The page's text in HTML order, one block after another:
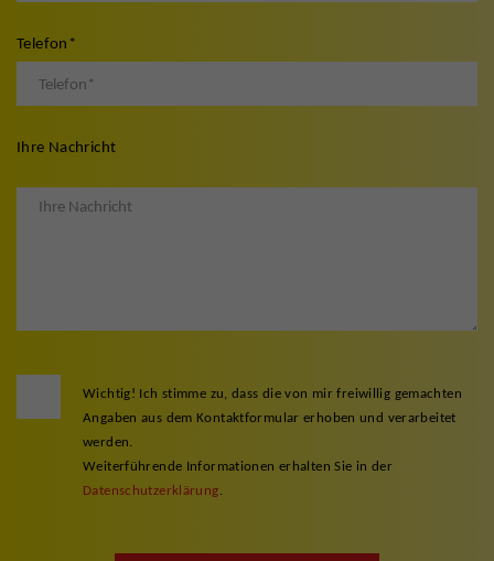
Telefon *
Ihre Nachricht
Wichtig! Ich stimme zu, dass die von mir freiwillig gemachten
Angaben aus dem Kontaktformular erhoben und verarbeitet
werden.
Weiterführende Informationen erhalten Sie in der
Datenschutzerklärung.